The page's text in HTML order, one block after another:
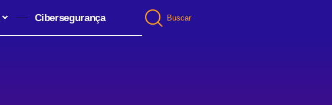
Cibersegurança Buscar